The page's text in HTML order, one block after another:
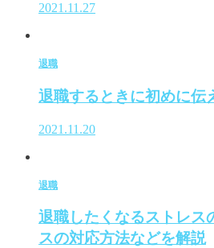
2021.11.27
退職
退職するときに初めに伝
2021.11.20
退職
退職したくなるストレス
スの対応方法などを解説